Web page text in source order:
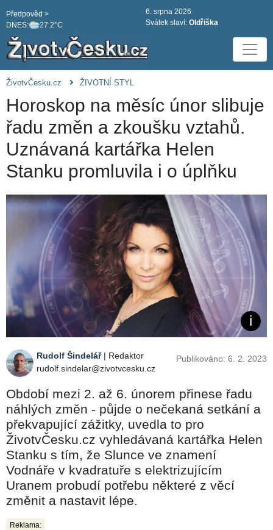
DNES: 27.2°C
Předpověd >
6. srpna 2026
Svátek slaví: Oldřiška
ŽivotvČesku.cz ŽIVOTNÍ STYL
Horoskop na měsíc únor slibuje
řadu změn a zkoušku vztahů.
Uznávaná kartářka Helen
Stanku promluvila i o úplňku
Rudolf Šindelář| Redaktor
rudolf.sindelar@zivotvcesku.cz
Publikováno: 6. 2. 2023
Období mezi 2. až 6. únorem přinese řadu
náhlých změn - půjde o nečekaná setkání a
překvapující zážitky, uvedla to pro
ŽivotvČesku.cz vyhledávaná kartářka Helen
Stanku s tím, že Slunce ve znamení
Vodnáře v kvadratuře s elektrizujícím
Uranem probudí potřebu některé z věcí
změnit a nastavit lépe.
Reklama: